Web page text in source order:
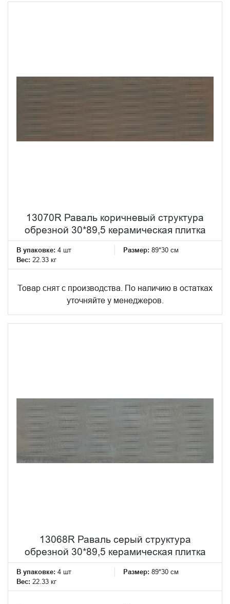
13070R Раваль коричневый структура
обрезной 30*89,5 керамическая плитка
В упаковке: 4 шт Размер: 89*30 см
Вес: 22.33 кг
Товар снят с производства. По наличию в остатках
уточняйте у менеджеров.
13068R Раваль серый структура
обрезной 30*89,5 керамическая плитка
В упаковке: 4 шт Размер: 89*30 см
Вес: 22.33 кг